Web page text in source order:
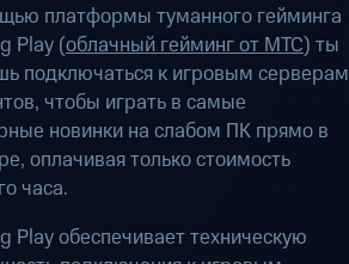
платформы туманного гейминга
Play (облачный гейминг от МТС) ты
подключаться к игровым серверам
чтобы играть в самые
новинки на слабом ПК прямо в
оплачивая только стоимость
часа.
Play обеспечивает техническую